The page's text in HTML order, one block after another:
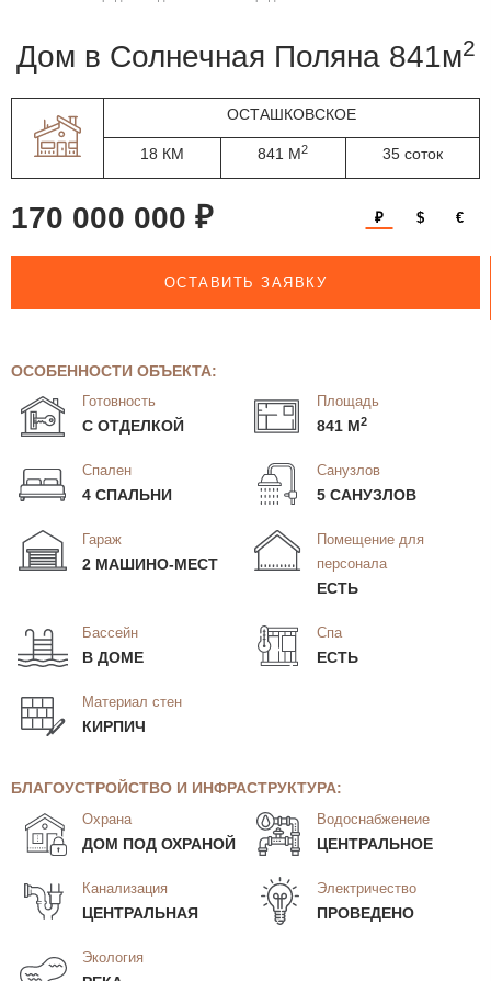
дом в Солнечная Поляна 841м2
ОСТАШКОВСКОЕ
18 КМ 841 М2 35 соток
170 000 000 ₽ ₽ $ €
ОСТАВИТЬ ЗАЯВКУ
ОСОБЕННОСТИ ОБЪЕКТА:
Готовность
С ОТДЕЛКОЙ
Площадь
841 М2
Спален
4 СПАЛЬНИ
Санузлов
5 САНУЗЛОВ
Гараж
2 МАШИНО-МЕСТ
Помещение для
персонала
ЕСТЬ
Бассейн
В ДОМЕ
Спа
ЕСТЬ
Материал стен
КИРПИЧ
БЛАГОУСТРОЙСТВО И ИНФРАСТРУКТУРА:
Охрана
ДОМ ПОД ОХРАНОЙ
Водоснабженеие
ЦЕНТРАЛЬНОЕ
Канализация
ЦЕНТРАЛЬНАЯ
Электричество
ПРОВЕДЕНО
Экология